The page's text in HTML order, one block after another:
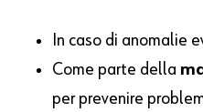
In caso di anomalie
Come parte della
per prevenire